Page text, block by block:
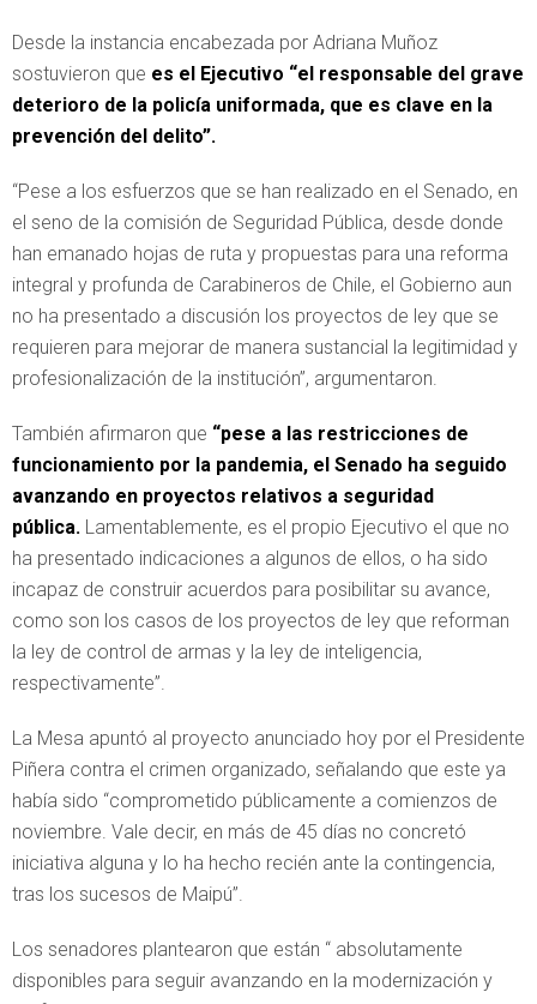
Desde la instancia encabezada por Adriana Muñoz
sostuvieron que es el Ejecutivo “el responsable del grave
deterioro de la policía uniformada, que es clave en la
prevención del delito”.
“Pese a los esfuerzos que se han realizado en el Senado, en
el seno de la comisión de Seguridad Pública, desde donde
han emanado hojas de ruta y propuestas para una reforma
integral y profunda de Carabineros de Chile, el Gobierno aun
no ha presentado a discusión los proyectos de ley que se
requieren para mejorar de manera sustancial la legitimidad y
profesionalización de la institución”, argumentaron.
También afirmaron que “pese a las restricciones de
funcionamiento por la pandemia, el Senado ha seguido
avanzando en proyectos relativos a seguridad
pública. Lamentablemente, es el propio Ejecutivo el que no
ha presentado indicaciones a algunos de ellos, o ha sido
incapaz de construir acuerdos para posibilitar su avance,
como son los casos de los proyectos de ley que reforman
la ley de control de armas y la ley de inteligencia,
respectivamente”.
La Mesa apuntó al proyecto anunciado hoy por el Presidente
Piñera contra el crimen organizado, señalando que este ya
había sido “comprometido públicamente a comienzos de
noviembre. Vale decir, en más de 45 días no concretó
iniciativa alguna y lo ha hecho recién ante la contingencia,
tras los sucesos de Maipú”.
Los senadores plantearon que están “ absolutamente
disponibles para seguir avanzando en la modernización y